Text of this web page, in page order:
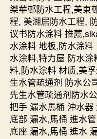
樂華邨防水工程,美東
程, 美湖居防水工程,
议书防水涂料 推薦
水涂料 地板,防水涂
水涂料,特力屋 防水
料,防水涂料 材质,美
生水管疏通剂 防水公
先生水管疏通剂防水
把手 漏水馬桶 沖水
底部 漏水,馬桶 進水
底座 漏水,馬桶 進水